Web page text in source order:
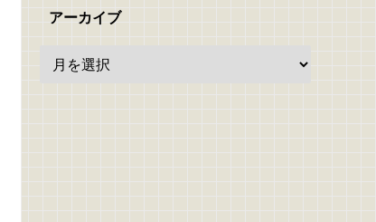
アーカイブ